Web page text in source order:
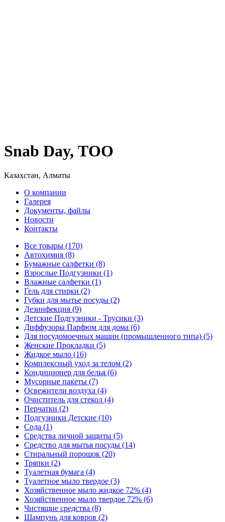
Snab Day, ТОО
Казахстан, Алматы
О компании
Галерея
Документы, файлы
Новости
Контакты
Все товары (170)
Автохимия (8)
Бумажные салфетки (8)
Взрослые Подгузники (1)
Влажные салфетки (1)
Гель для стирки (2)
Губки для мытье посуды (2)
Дезинфекция (9)
Детские Подгузники - Трусики (3)
Диффузоры Парфюм для дома (6)
Для посудомоечных машин (промышленного типа) (5)
Женские Прокладки (5)
Жидкое мыло (16)
Комплексный уход за телом (2)
Кондиционер для белья (6)
Мусорные пакеты (7)
Освежители воздуха (4)
Очиститель для стекол (4)
Перчатки (2)
Подгузники Детские (10)
Сода (1)
Средства личной защиты (5)
Средство для мытья посуды (14)
Стиральный порошок (20)
Тряпки (2)
Туалетная бумага (4)
Туалетное мыло твердое (3)
Хозяйственное мыло жидкое 72% (4)
Хозяйственное мыло твердое 72% (6)
Чистящие средства (8)
Шампунь для ковров (2)